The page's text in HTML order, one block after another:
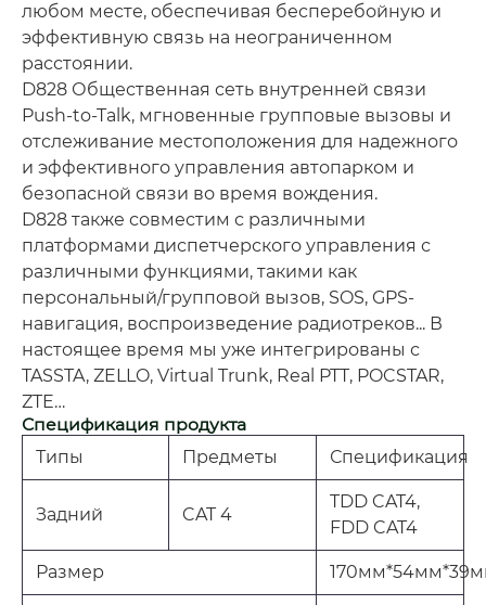
любом месте, обеспечивая бесперебойную и
эффективную связь на неограниченном
расстоянии.
D828 Общественная сеть внутренней связи
Push-to-Talk, мгновенные групповые вызовы и
отслеживание местоположения для надежного
и эффективного управления автопарком и
безопасной связи во время вождения.
D828 также совместим с различными
платформами диспетчерского управления с
различными функциями, такими как
персональный/групповой вызов, SOS, GPS-
навигация, воспроизведение радиотреков... В
настоящее время мы уже интегрированы с
TASSTA, ZELLO, Virtual Trunk, Real PTT, POCSTAR,
ZTE…
Спецификация продукта
Типы
Предметы Спецификация
Задний CAT 4
TDD CAT4,
FDD CAT4
Размер